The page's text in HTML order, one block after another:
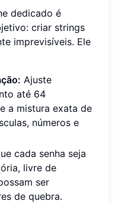
dedicado é
criar strings
imprevisíveis. Ele
Ajuste
até 64
a mistura exata de
números e
cada senha seja
livre de
ser
de quebra.